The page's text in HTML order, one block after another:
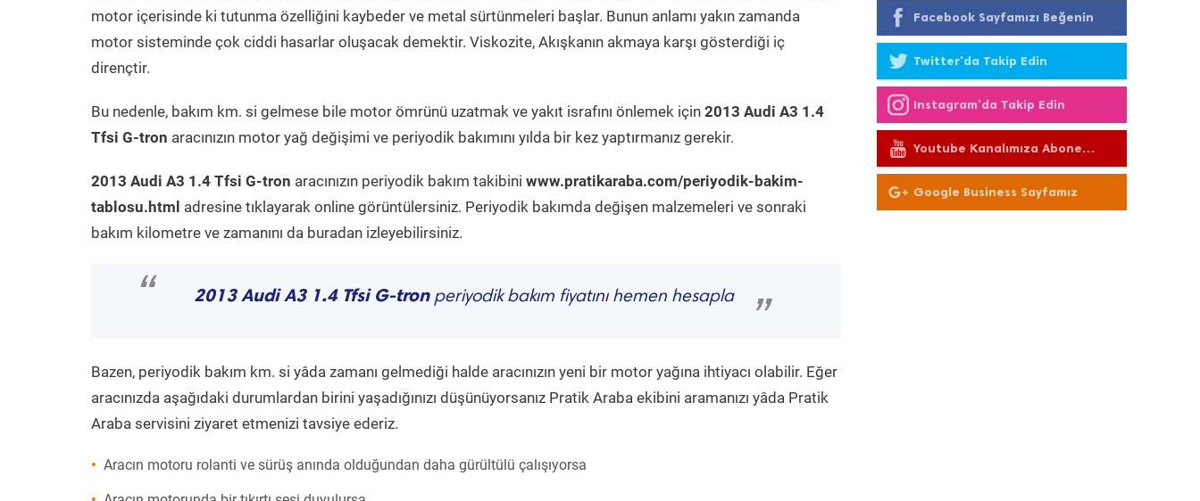
motor içerisinde ki tutunma özelliğini kaybeder ve metal sürtünmeleri başlar. Bunun anlamı yakın zamanda
motor sisteminde çok ciddi hasarlar oluşacak demektir. Viskozite, Akışkanın akmaya karşı gösterdiği iç
dirençtir.
Bu nedenle, bakım km. si gelmese bile motor ömrünü uzatmak ve yakıt israfını önlemek için 2013 Audi A3 1.4
Tfsi G-tron aracınızın motor yağ değişimi ve periyodik bakımını yılda bir kez yaptırmanız gerekir.
2013 Audi A3 1.4 Tfsi G-tron aracınızın periyodik bakım takibini www.pratikaraba.com/periyodik-bakim-
tablosu.html adresine tıklayarak online görüntülersiniz. Periyodik bakımda değişen malzemeleri ve sonraki
bakım kilometre ve zamanını da buradan izleyebilirsiniz.
“ 2013 Audi A3 1.4 Tfsi G-tronperiyodik bakım fiyatını hemen hesapla
”
Bazen, periyodik bakım km. si yâda zamanı gelmediği halde aracınızın yeni bir motor yağına ihtiyacı olabilir. Eğer
aracınızda aşağıdaki durumlardan birini yaşadığınızı düşünüyorsanız Pratik Araba ekibini aramanızı yâda Pratik
Araba servisini ziyaret etmenizi tavsiye ederiz.
Aracın motoru rolanti ve sürüş anında olduğundan daha gürültülü çalışıyorsa
Facebook Sayfamızı Beğenin
Twitter'da Takip Edin
Instagram'da Takip Edin
Youtube Kanalımıza Abone
Olun
Google Business Sayfamız